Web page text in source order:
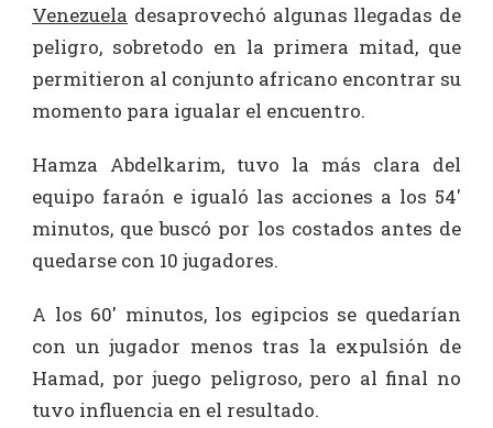
Venezuela desaprovechó algunas llegadas de
peligro, sobretodo en la primera mitad, que
permitieron al conjunto africano encontrar su
momento para igualar el encuentro.
Hamza Abdelkarim, tuvo la más clara del
equipo faraón e igualó las acciones a los 54′
minutos, que buscó por los costados antes de
quedarse con 10 jugadores.
A los 60′ minutos, los egipcios se quedarían
con un jugador menos tras la expulsión de
Hamad, por juego peligroso, pero al final no
tuvo influencia en el resultado.